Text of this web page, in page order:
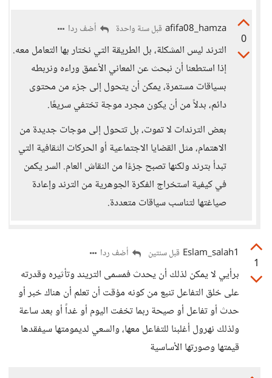
0
afifa08_hamza قبل سنة واحدة أضف ردا
الترند ليس المشكلة، بل الطريقة التي نختار بها التعامل معه.
إذا استطعنا أن نبحث عن المعاني الأعمق وراءه ونربطه
بسياقات مستمرة، يمكن أن يتحول إلى جزء من محتوى
دائم، بدلاً من أن يكون مجرد موجة تختفي سريعًا.
بعض الترندات لا تموت، بل تتحول إلى موجات جديدة من
الاهتمام، مثل القضايا الاجتماعية أو الحركات الثقافية التي
تبدأ بترند ولكنها تصبح جزءًا من النقاش العام. السر يكمن
في كيفية استخراج الفكرة الجوهرية من الترند وإعادة
صياغتها لتناسب سياقات متعددة.
1
Eslam_salah1 قبل سنتين أضف ردا
برأيي لا يمكن لذلك أن يحدث فمسمى التريند وتأثيره وقدرته
على خلق التفاعل تنبع من كونه مؤقت أن تعلم أن هناك خبر أو
حدث أو تفاعل أو صيحة ربما تخفت اليوم أو غداً أو بعد ساعة
ولذلك نهرول أغلبنا للتفاعل معها، والسعي لديمومتها سيفقدها
قيمتها وصورتها الأساسية